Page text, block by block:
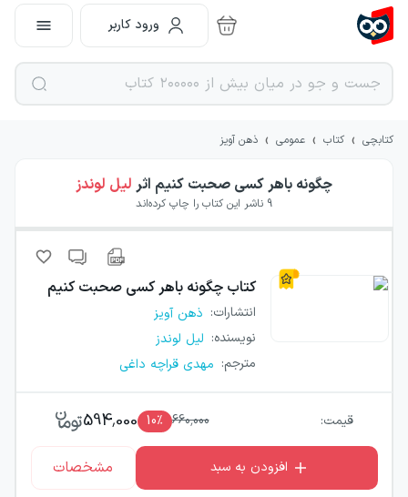
ورود کاربر
کتابچی › کتاب › عمومی › ذهن آویز
چگونه باهر کسی صحبت کنیم اثر لیل لوندز
9 ناشر این کتاب را چاپ کرده‌اند
کتاب چگونه باهر کسی صحبت کنیم
انتشارات: ذهن آویز
نویسنده: لیل لوندز
مترجم: مهدی قراچه داغی
قیمت: 660,000
10٪ 594,000
افزودن به سبد مشخصات